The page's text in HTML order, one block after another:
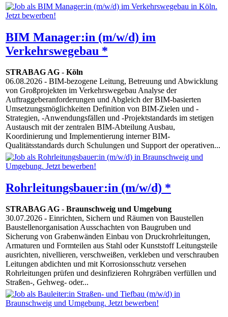
BIM Manager:in (m/w/d) im
Verkehrswegebau *
STRABAG AG - Köln
06.08.2026 - BIM-bezogene Leitung, Betreuung und Abwicklung
von Großprojekten im Verkehrswegebau Analyse der
Auftraggeberanforderungen und Abgleich der BIM-basierten
Umsetzungsmöglichkeiten Definition von BIM-Zielen und -
Strategien, -Anwendungsfällen und -Projektstandards im stetigen
Austausch mit der zentralen BIM-Abteilung Ausbau,
Koordinierung und Implementierung interner BIM-
Qualitätsstandards durch Schulungen und Support der operativen...
Rohrleitungsbauer:in (m/w/d) *
STRABAG AG - Braunschweig und Umgebung
30.07.2026 - Einrichten, Sichern und Räumen von Baustellen
Baustellenorganisation Ausschachten von Baugruben und
Sicherung von Grabenwänden Einbau von Druckrohrleitungen,
Armaturen und Formteilen aus Stahl oder Kunststoff Leitungsteile
ausrichten, nivellieren, verschweißen, verkleben und verschrauben
Leitungen abdichten und mit Korrosionsschutz versehen
Rohrleitungen prüfen und desinfizieren Rohrgräben verfüllen und
Straßen-, Gehweg- oder...